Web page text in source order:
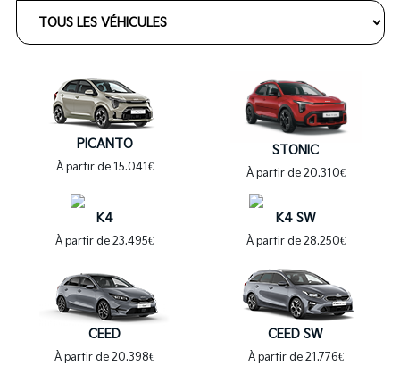
PICANTO
À partir de 15.041€
STONIC
À partir de 20.310€
K4
À partir de 23.495€
K4 SW
À partir de 28.250€
CEED
À partir de 20.398€
CEED SW
À partir de 21.776€